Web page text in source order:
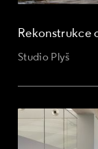
Rekonstrukce
Studio Plyš